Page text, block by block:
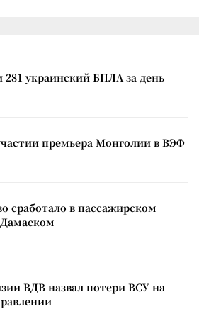
украинский БПЛА за день
премьера Монголии в ВЭФ
сработало в пассажирском
ВДВ назвал потери ВСУ на